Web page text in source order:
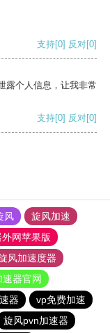
支持[0] 反对[0]
露个人信息，让我非常
支持[0] 反对[0]
风
旋风加速
网苹果版
风加速度器
速器官网
器
vp免费加速
旋风pvn加速器